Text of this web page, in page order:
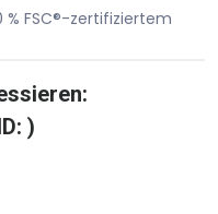
% FSC®-zertifiziertem
)